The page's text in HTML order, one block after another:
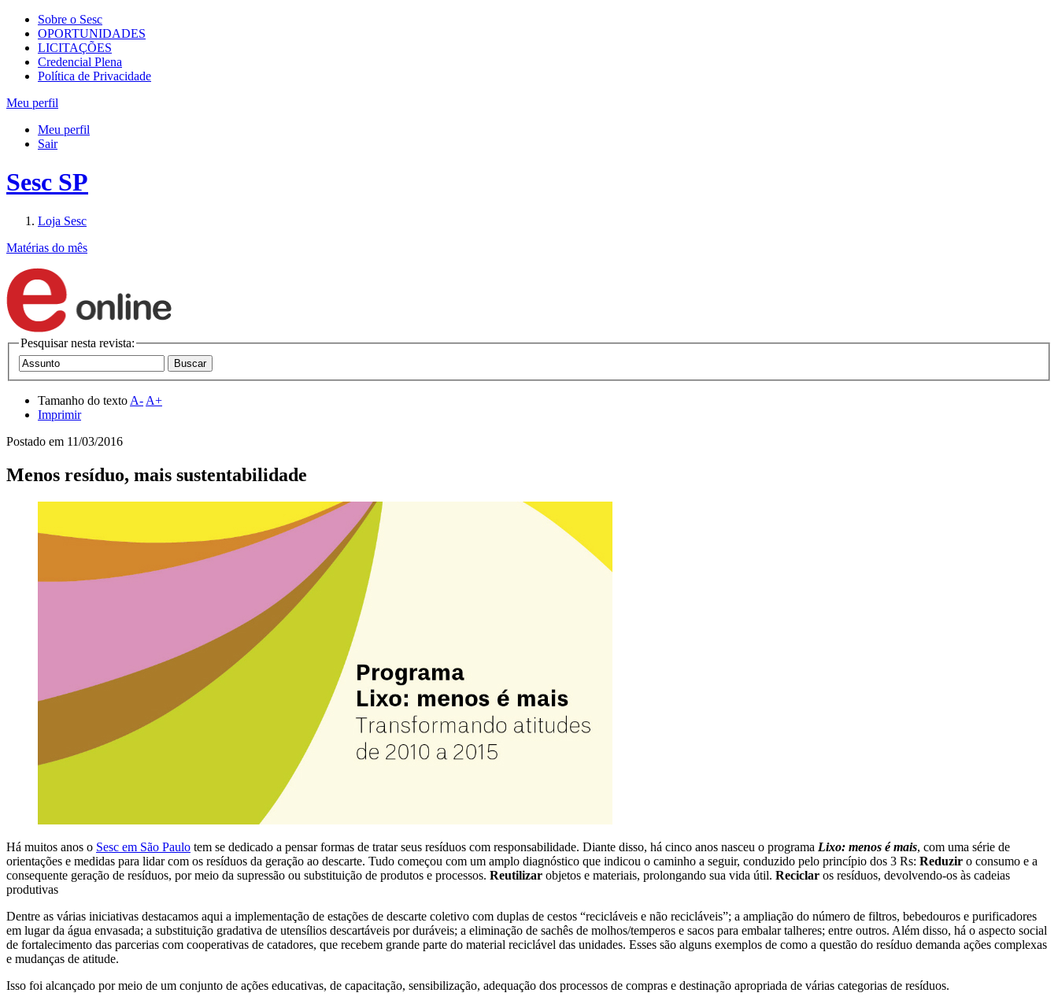
Sobre o Sesc
OPORTUNIDADES
LICITAÇÕES
Credencial Plena
Política de Privacidade
Meu perfil
Meu perfil
Sair
Sesc SP
Loja Sesc
Matérias do mês
Pesquisar nesta revista:
Tamanho do texto A- A+
Imprimir
Postado em 11/03/2016
Menos resíduo, mais sustentabilidade
Há muitos anos o Sesc em São Paulo tem se dedicado a pensar formas de tratar seus resíduos com responsabilidade. Diante disso, há cinco anos nasceu o programa Lixo: menos é mais, com uma série de
orientações e medidas para lidar com os resíduos da geração ao descarte. Tudo começou com um amplo diagnóstico que indicou o caminho a seguir, conduzido pelo princípio dos 3 Rs: Reduzir o consumo e a
consequente geração de resíduos, por meio da supressão ou substituição de produtos e processos. Reutilizar objetos e materiais, prolongando sua vida útil. Reciclar os resíduos, devolvendo-os às cadeias
produtivas
Dentre as várias iniciativas destacamos aqui a implementação de estações de descarte coletivo com duplas de cestos “recicláveis e não recicláveis”; a ampliação do número de filtros, bebedouros e purificadores
em lugar da água envasada; a substituição gradativa de utensílios descartáveis por duráveis; a eliminação de sachês de molhos/temperos e sacos para embalar talheres; entre outros. Além disso, há o aspecto social
de fortalecimento das parcerias com cooperativas de catadores, que recebem grande parte do material reciclável das unidades. Esses são alguns exemplos de como a questão do resíduo demanda ações complexas
e mudanças de atitude.
Isso foi alcançado por meio de um conjunto de ações educativas, de capacitação, sensibilização, adequação dos processos de compras e destinação apropriada de várias categorias de resíduos.